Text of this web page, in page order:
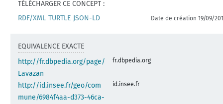
TÉLÉCHARGER CE CONCEPT :
RDF/XML TURTLE JSON-LD Date de création 19/09/
EQUIVALENCE EXACTE
http://fr.dbpedia.org/page/
Lavazan
fr.dbpedia.org
http://id.insee.fr/geo/com
mune/6984f4aa-d373-46ca-
id.insee.fr